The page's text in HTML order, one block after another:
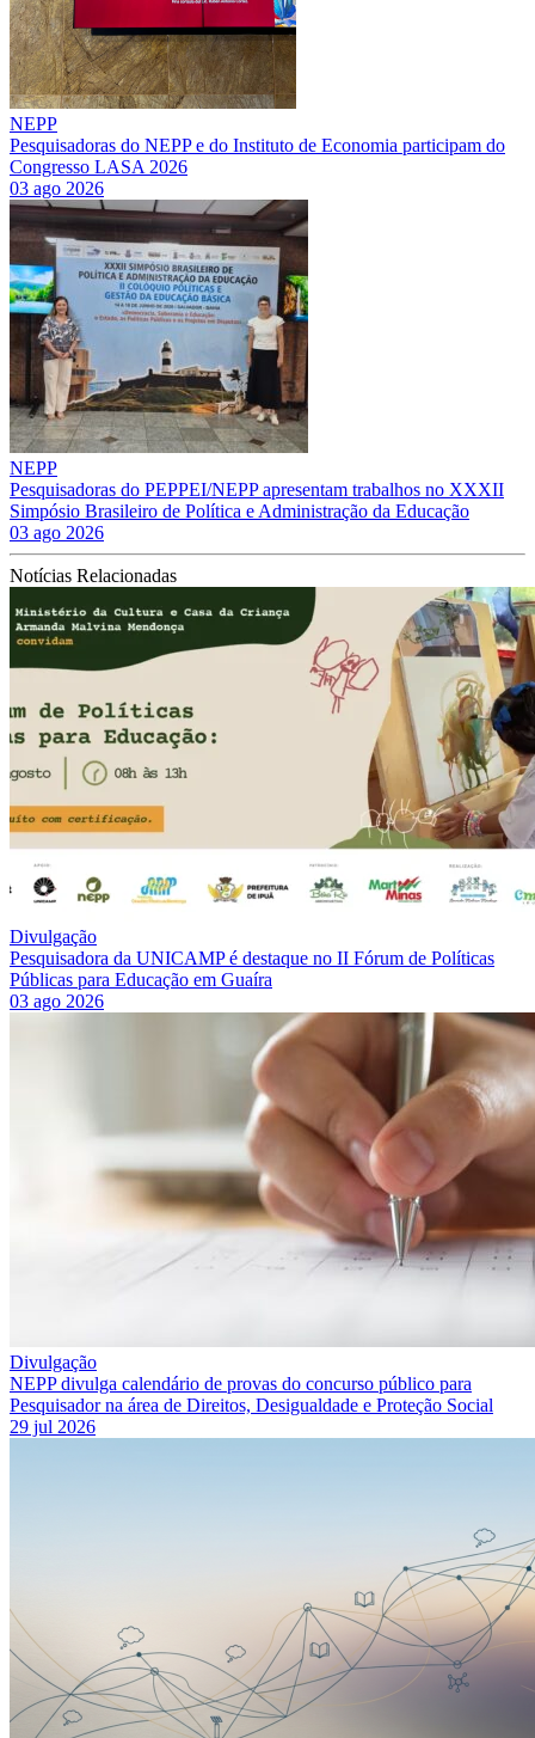
NEPP
Pesquisadoras do NEPP e do Instituto de Economia participam do
Congresso LASA 2026
03 ago 2026
NEPP
Pesquisadoras do PEPPEI/NEPP apresentam trabalhos no XXXII
Simpósio Brasileiro de Política e Administração da Educação
03 ago 2026
Notícias Relacionadas
Divulgação
Pesquisadora da UNICAMP é destaque no II Fórum de Políticas
Públicas para Educação em Guaíra
03 ago 2026
Divulgação
NEPP divulga calendário de provas do concurso público para
Pesquisador na área de Direitos, Desigualdade e Proteção Social
29 jul 2026